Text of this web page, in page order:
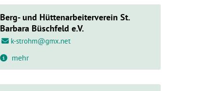
Berg- und Hüttenarbeiterverein St.
Barbara Büschfeld e.V.
k-strohm@gmx.net
mehr